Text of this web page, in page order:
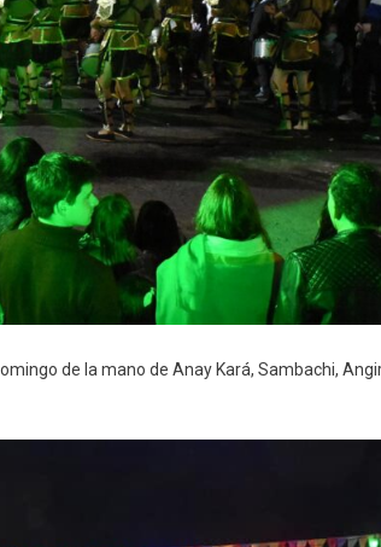
de la mano de Anay Kará, Sambachi,